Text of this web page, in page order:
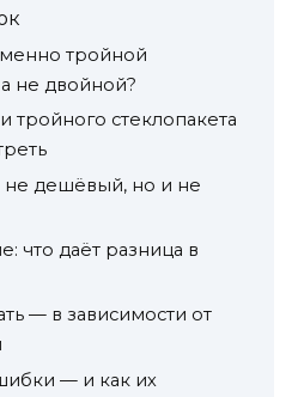
тройной
не двойной?
тройного стеклопакета
дешёвый, но и не
что даёт разница в
— в зависимости от
— и как их